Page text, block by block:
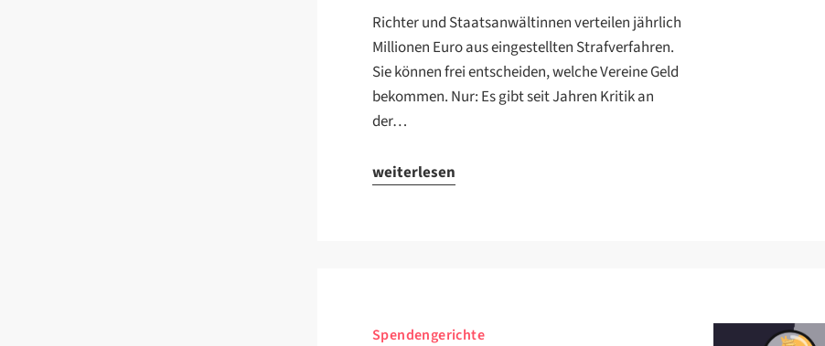
Richter und Staatsanwältinnen verteilen jährlich
Millionen Euro aus eingestellten Strafverfahren.
Sie können frei entscheiden, welche Vereine Geld
bekommen. Nur: Es gibt seit Jahren Kritik an
der…
weiterlesen
Spendengerichte